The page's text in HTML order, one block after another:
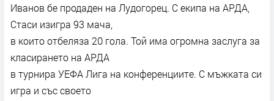
Иванов бе продаден на Лудогорец. С екипа на АРДА,
Стаси изигра 93 мача,
в които отбеляза 20 гола. Той има огромна заслуга за
класирането на АРДА
в турнира УЕФА Лига на конференциите. С мъжката си
игра и със своето